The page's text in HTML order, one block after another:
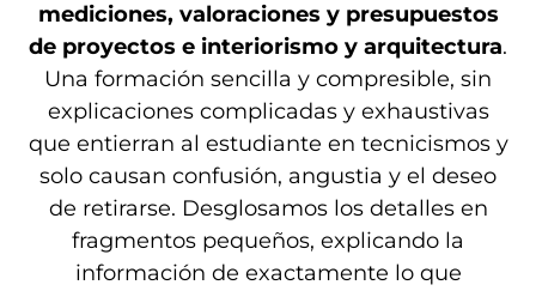
mediciones, valoraciones y presupuestos
de proyectos e interiorismo y arquitectura.
Una formación sencilla y compresible, sin
explicaciones complicadas y exhaustivas
que entierran al estudiante en tecnicismos y
solo causan confusión, angustia y el deseo
de retirarse. Desglosamos los detalles en
fragmentos pequeños, explicando la
información de exactamente lo que